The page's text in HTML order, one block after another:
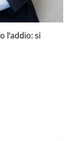
l’addio: si